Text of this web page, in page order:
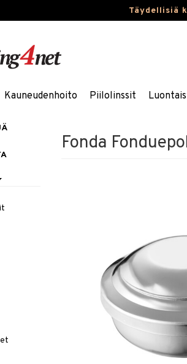
Täydellisiä
Kauneudenhoito Piilolinssit
Fonda